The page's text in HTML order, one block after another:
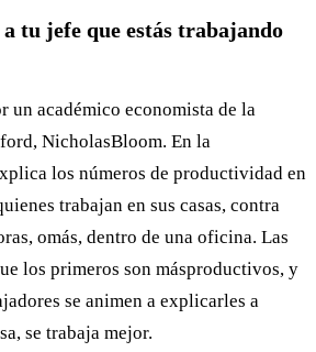
tu jefe que estás trabajando
un académico economista de la
NicholasBloom. En la
los números de productividad en
trabajan en sus casas, contra
omás, dentro de una oficina. Las
los primeros son másproductivos, y
se animen a explicarles a
se trabaja mejor.